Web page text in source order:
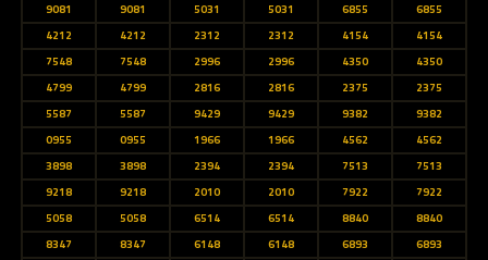
9081
9081 5031 5031 6855
6855
4212
4212 2312 2312 4154
4154
7548
7548 2996 2996 4350
4350
4799
4799 2816 2816 2375
2375
5587
5587 9429 9429 9382
9382
0955
0955 1966 1966 4562
4562
3898
3898 2394 2394 7513
7513
9218
9218 2010 2010 7922
7922
5058
5058 6514 6514 8840
8840
8347
8347 6148 6148 6893
6893